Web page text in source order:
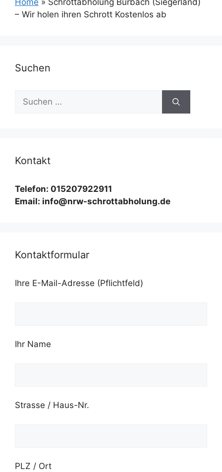
Home » Schrottabholung Burbach (Siegerland)
– Wir holen ihren Schrott Kostenlos ab
Suchen
Suchen
nach:
Kontakt
Telefon: 015207922911
Email: info@nrw-schrottabholung.de
Kontaktformular
Ihre E-Mail-Adresse (Pflichtfeld)
Ihr Name
Strasse / Haus-Nr.
PLZ / Ort